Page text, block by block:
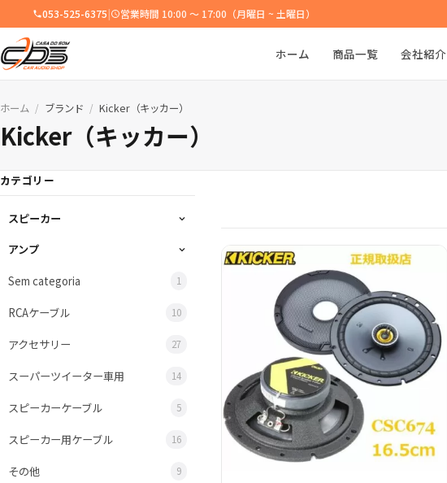
053-525-6375| 営業時間 10:00 ～ 17:00（月曜日 ~ 土曜日）
ホーム 商品一覧 会社紹介
ホーム / ブランド / Kicker（キッカー）
Kicker（キッカー）
カテゴリー
スピーカー
アンプ
Sem categoria 1
RCAケーブル 10
アクセサリー 27
スーパーツイーター車用 14
スピーカーケーブル 5
スピーカー用ケーブル 16
その他 9